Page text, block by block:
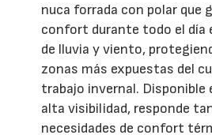
nuca forrada con polar que
confort durante todo el día
de lluvia y viento,
zonas más expuestas del
trabajo invernal. Disponible
alta visibilidad, responde
necesidades de confort